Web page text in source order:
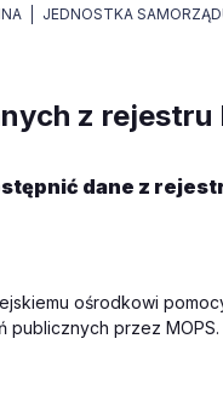
JEDNOSTKA
z rejestru
dane z
ośrodkowi
publicznych przez MOPS.